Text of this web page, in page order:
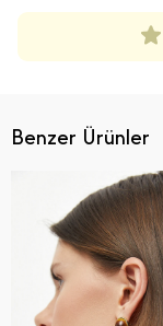
Benzer Ürünler